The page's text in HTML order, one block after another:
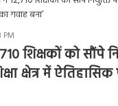
शिक्षकों को सौंपे
क्षेत्र में